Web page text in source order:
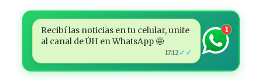
Recibí las noticias en tu celular, unite
al canal de ÚH en WhatsApp 🤩
17:12 ✓✓
1